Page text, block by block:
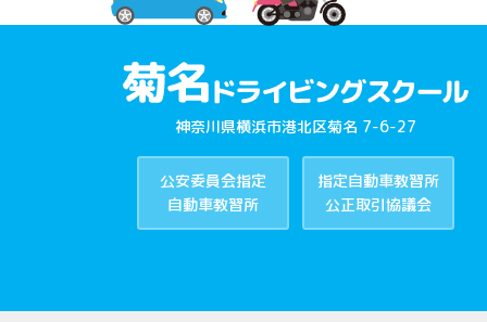
神奈川県横浜市港北区菊名 7-6-27
公安委員会指定
自動車教習所
指定自動車教習所
公正取引協議会